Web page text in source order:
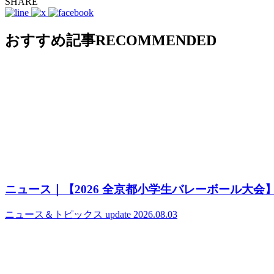
おすすめ記事RECOMMENDED
ニュース｜【2026 全京都小学生バレーボール大会
ニュース＆トピックス update 2026.08.03